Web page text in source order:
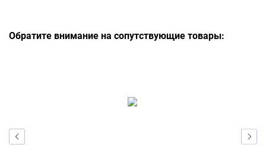
Обратите внимание на сопутствующие товары: